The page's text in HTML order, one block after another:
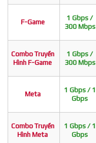
F-Game
1 Gbps /
300 Mbps
Combo Truyền
Hình F-Game
1 Gbps /
300 Mbps
Meta
1 Gbps / 1
Gbps
Combo Truyền
Hình Meta
1 Gbps / 1
Gbps